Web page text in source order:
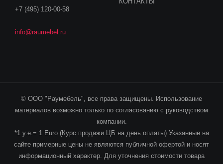
+7 (495) 120-00-58
info@raumebel.ru
© ООО "Раумебель", все права защищены. Использование
материалов возможно только по согласованию с руководством
компании.
*1 у.е.= 1 Euro (Курс продажи ЦБ на день оплаты) Указанные на
сайте примерные цены не являются публичной офертой и носят
информационный характер. Для уточнения стоимости товара